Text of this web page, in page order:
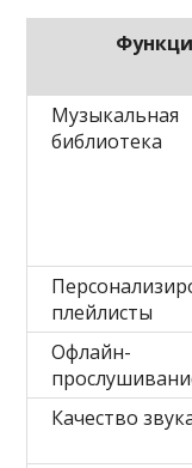
Музыкальная
библиотека
плейлисты
Офлайн-
Качество